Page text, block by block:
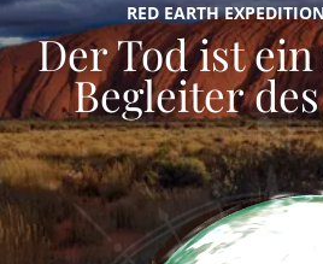
RED EARTH
Der Tod ist
Begleiter